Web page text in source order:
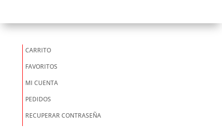
CARRITO
FAVORITOS
MI CUENTA
PEDIDOS
RECUPERAR CONTRASEÑA